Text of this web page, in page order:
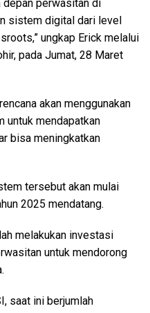
depan perwasitan di
sistem digital dari level
ungkap Erick melalui
pada Jumat, 28 Maret
akan menggunakan
untuk mendapatkan
bisa meningkatkan
tersebut akan mulai
2025 mendatang.
melakukan investasi
untuk mendorong
saat ini berjumlah